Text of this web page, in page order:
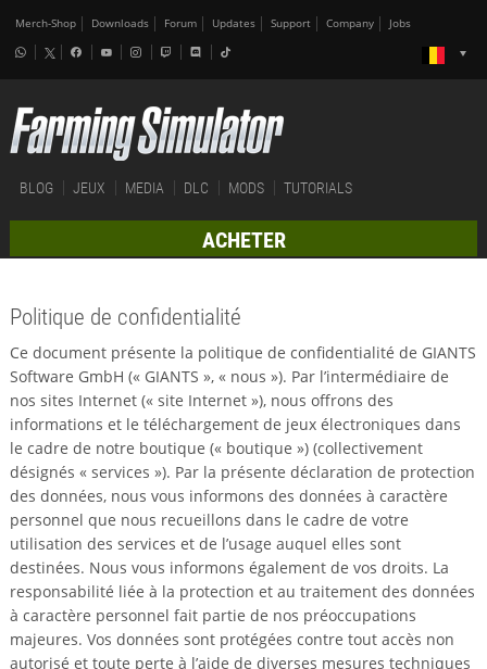
Merch-Shop Downloads Forum Updates Support Company Jobs
BLOG JEUX MEDIA DLC MODS TUTORIALS
ACHETER
Politique de confidentialité
Ce document présente la politique de confidentialité de GIANTS
Software GmbH (« GIANTS », « nous »). Par l’intermédiaire de
nos sites Internet (« site Internet »), nous offrons des
informations et le téléchargement de jeux électroniques dans
le cadre de notre boutique (« boutique ») (collectivement
désignés « services »). Par la présente déclaration de protection
des données, nous vous informons des données à caractère
personnel que nous recueillons dans le cadre de votre
utilisation des services et de l’usage auquel elles sont
destinées. Nous vous informons également de vos droits. La
responsabilité liée à la protection et au traitement des données
à caractère personnel fait partie de nos préoccupations
majeures. Vos données sont protégées contre tout accès non
autorisé et toute perte à l’aide de diverses mesures techniques